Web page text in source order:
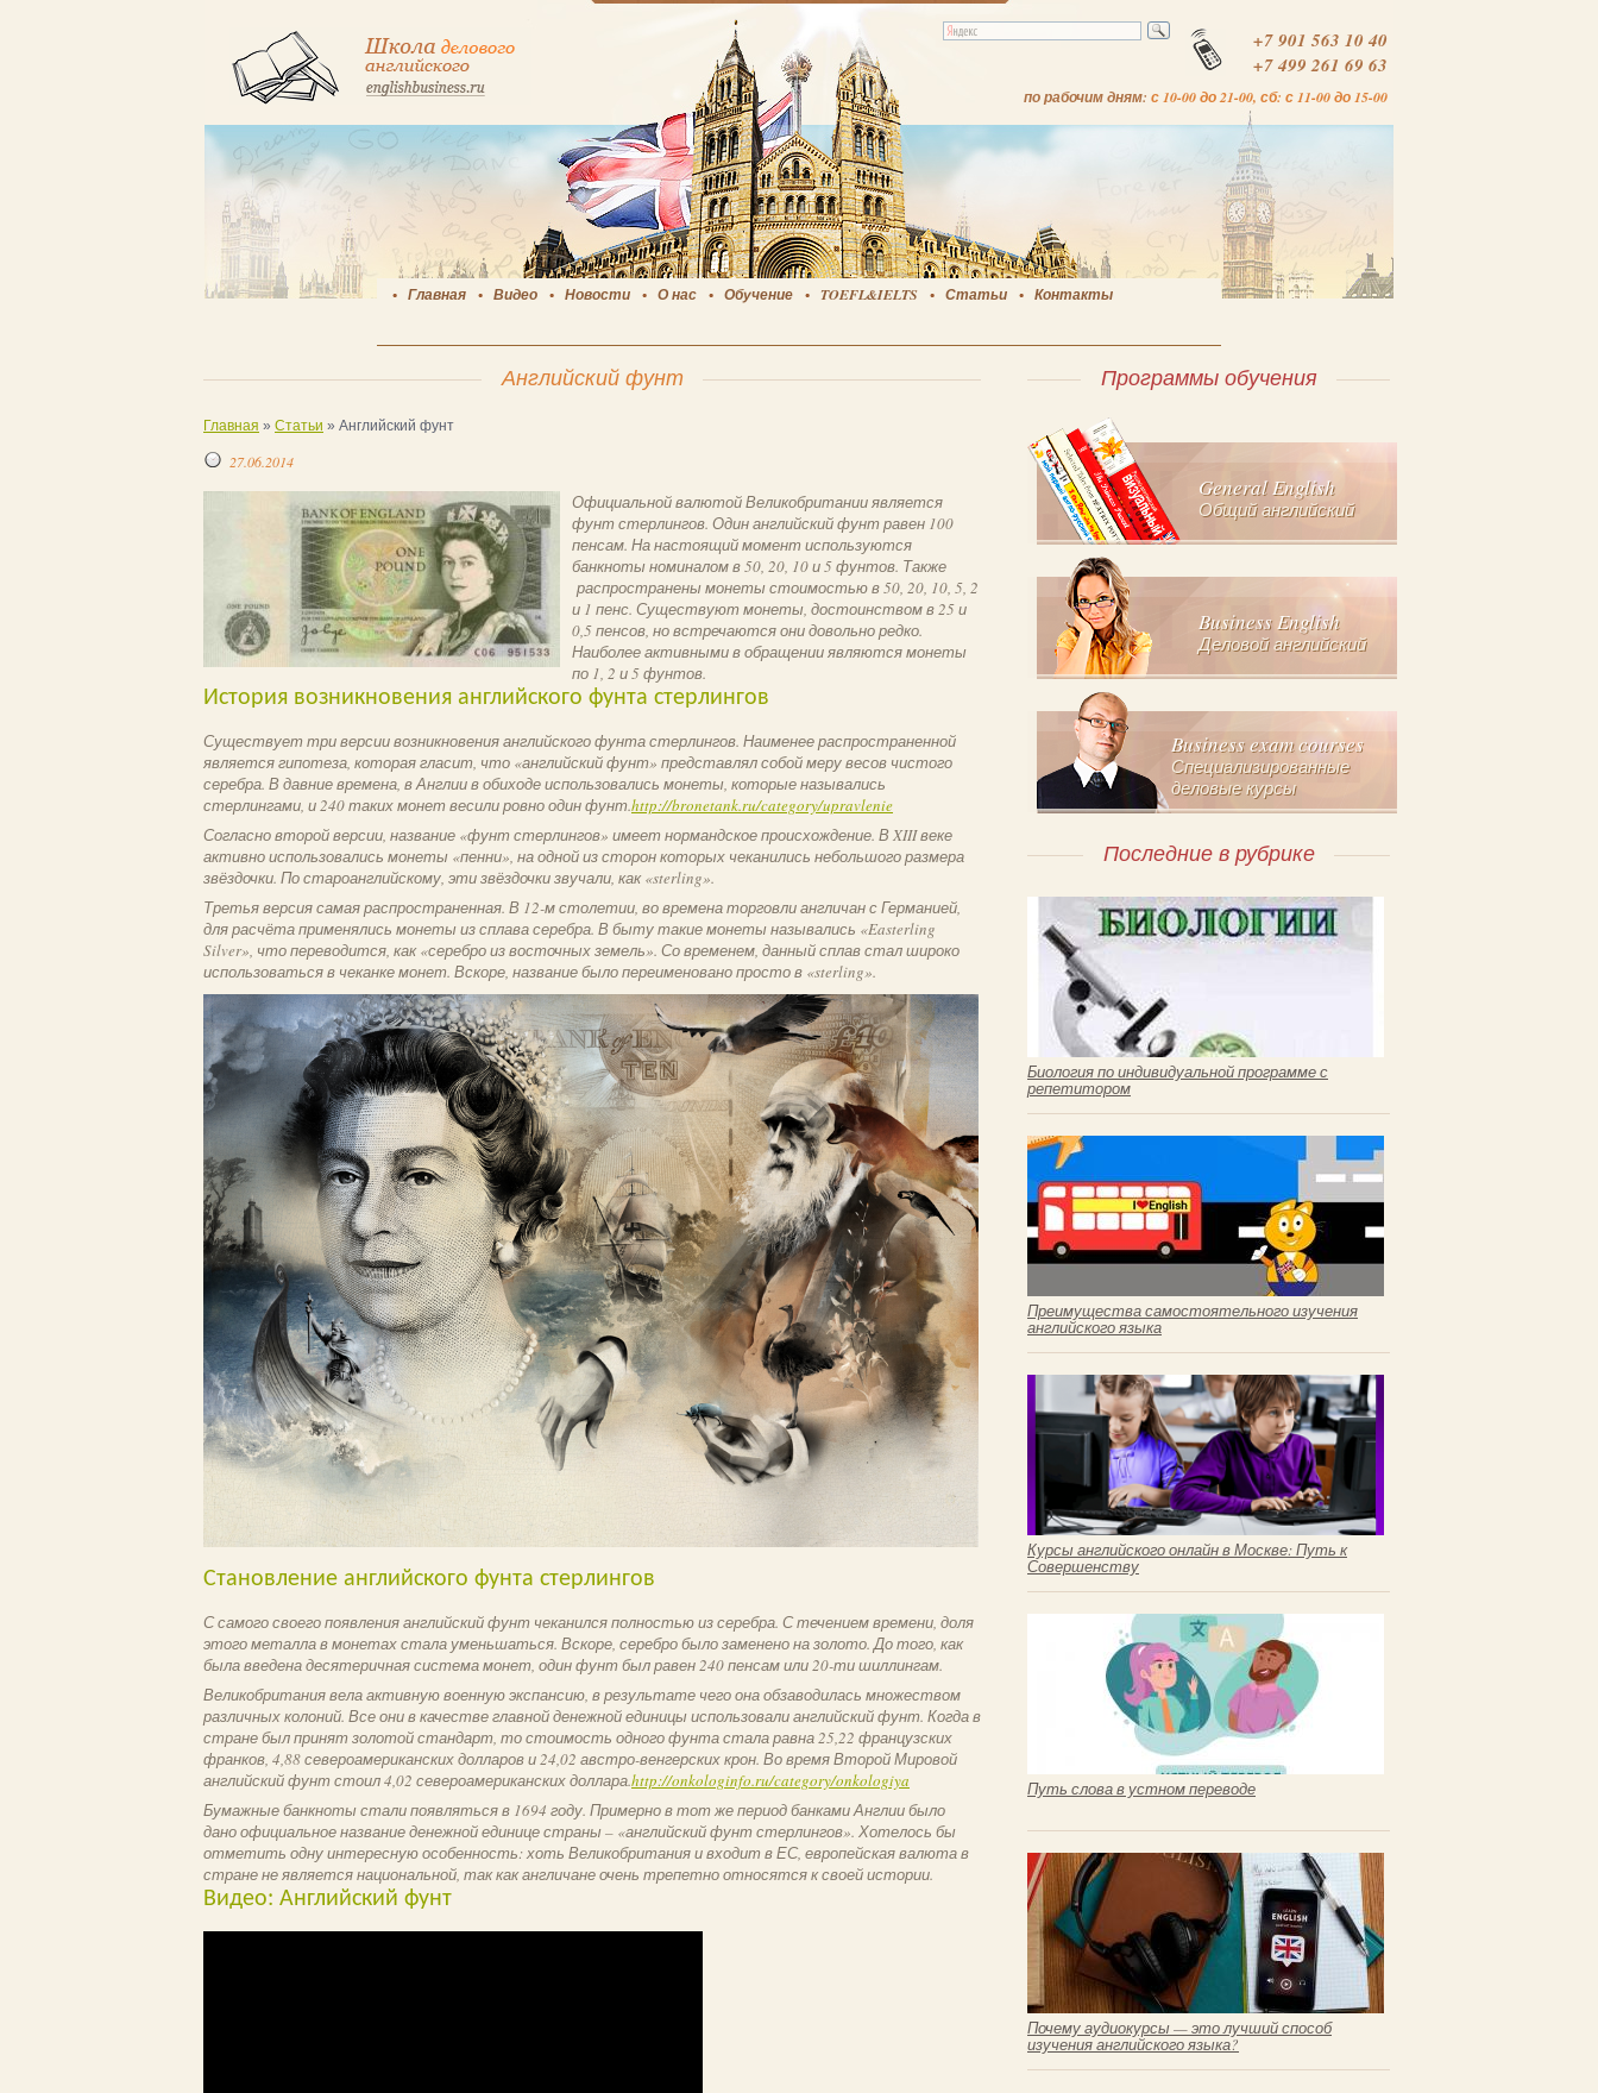
+7 901 563 10 40
+7 499 261 69 63
по рабочим дням: с 10-00 до 21-00, сб: с 11-00 до 15-00
Главная Видео Новости О нас Обучение TOEFL&IELTS Статьи Контакты
Программы обучения
General English
Общий английский
Business English
Деловой английский
Business exam courses
Специализированные
деловые курсы
Последние в рубрике
Биология по индивидуальной программе с
репетитором
Преимущества самостоятельного изучения
английского языка
Курсы английского онлайн в Москве: Путь к
Совершенству
Путь слова в устном переводе
Почему аудиокурсы — это лучший способ
изучения английского языка?
Английский фунт
Главная » Статьи » Английский фунт
27.06.2014
Официальной валютой Великобритании является
фунт стерлингов. Один английский фунт равен 100
пенсам. На настоящий момент используются
банкноты номиналом в 50, 20, 10 и 5 фунтов. Также
распространены монеты стоимостью в 50, 20, 10, 5, 2
и 1 пенс. Существуют монеты, достоинством в 25 и
0,5 пенсов, но встречаются они довольно редко.
Наиболее активными в обращении являются монеты
по 1, 2 и 5 фунтов.
История возникновения английского фунта стерлингов
Существует три версии возникновения английского фунта стерлингов. Наименее распространенной
является гипотеза, которая гласит, что «английский фунт» представлял собой меру весов чистого
серебра. В давние времена, в Англии в обиходе использовались монеты, которые назывались
стерлингами, и 240 таких монет весили ровно один фунт.http://bronetank.ru/category/upravlenie
Согласно второй версии, название «фунт стерлингов» имеет нормандское происхождение. В XIII веке
активно использовались монеты «пенни», на одной из сторон которых чеканились небольшого размера
звёздочки. По староанглийскому, эти звёздочки звучали, как «sterling».
Третья версия самая распространенная. В 12-м столетии, во времена торговли англичан с Германией,
для расчёта применялись монеты из сплава серебра. В быту такие монеты назывались «Easterling
Silver», что переводится, как «серебро из восточных земель». Со временем, данный сплав стал широко
использоваться в чеканке монет. Вскоре, название было переименовано просто в «sterling».
Становление английского фунта стерлингов
С самого своего появления английский фунт чеканился полностью из серебра. С течением времени, доля
этого металла в монетах стала уменьшаться. Вскоре, серебро было заменено на золото. До того, как
была введена десятеричная система монет, один фунт был равен 240 пенсам или 20-ти шиллингам.
Великобритания вела активную военную экспансию, в результате чего она обзаводилась множеством
различных колоний. Все они в качестве главной денежной единицы использовали английский фунт. Когда в
стране был принят золотой стандарт, то стоимость одного фунта стала равна 25,22 французских
франков, 4,88 североамериканских долларов и 24,02 австро-венгерских крон. Во время Второй Мировой
английский фунт стоил 4,02 североамериканских доллара.http://onkologinfo.ru/category/onkologiya
Бумажные банкноты стали появляться в 1694 году. Примерно в тот же период банками Англии было
дано официальное название денежной единице страны – «английский фунт стерлингов». Хотелось бы
отметить одну интересную особенность: хоть Великобритания и входит в ЕС, европейская валюта в
стране не является национальной, так как англичане очень трепетно относятся к своей истории.
Видео: Английский фунт